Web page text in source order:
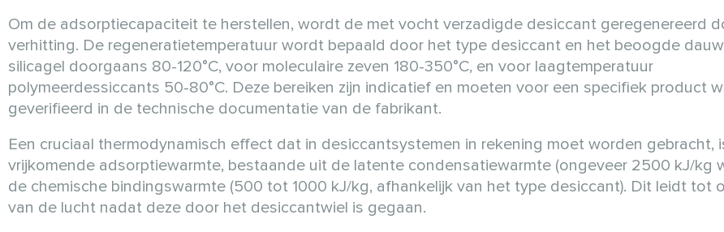
Om de adsorptiecapaciteit te herstellen, wordt de met vocht verzadigde desiccant geregenereerd
verhitting. De regeneratietemperatuur wordt bepaald door het type desiccant en het beoogde
silicagel doorgaans 80-120°C, voor moleculaire zeven 180-350°C, en voor laagtemperatuur
polymeerdessiccants 50-80°C. Deze bereiken zijn indicatief en moeten voor een specifiek product
geverifieerd in de technische documentatie van de fabrikant.
Een cruciaal thermodynamisch effect dat in desiccantsystemen in rekening moet worden gebracht,
vrijkomende adsorptiewarmte, bestaande uit de latente condensatiewarmte (ongeveer 2500 kJ/kg
de chemische bindingswarmte (500 tot 1000 kJ/kg, afhankelijk van het type desiccant). Dit leidt tot
van de lucht nadat deze door het desiccantwiel is gegaan.